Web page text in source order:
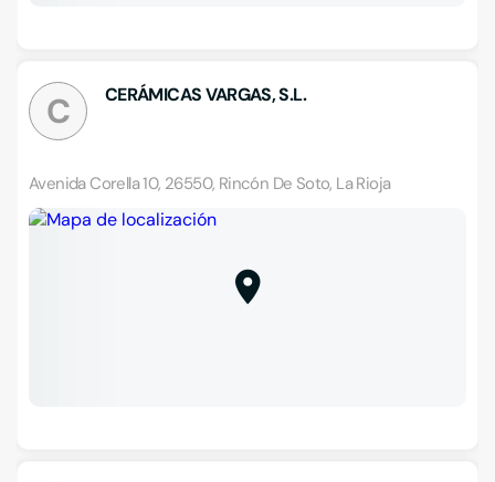
C CERÁMICAS VARGAS, S.L.
Avenida Corella 10, 26550, Rincón De Soto, La Rioja